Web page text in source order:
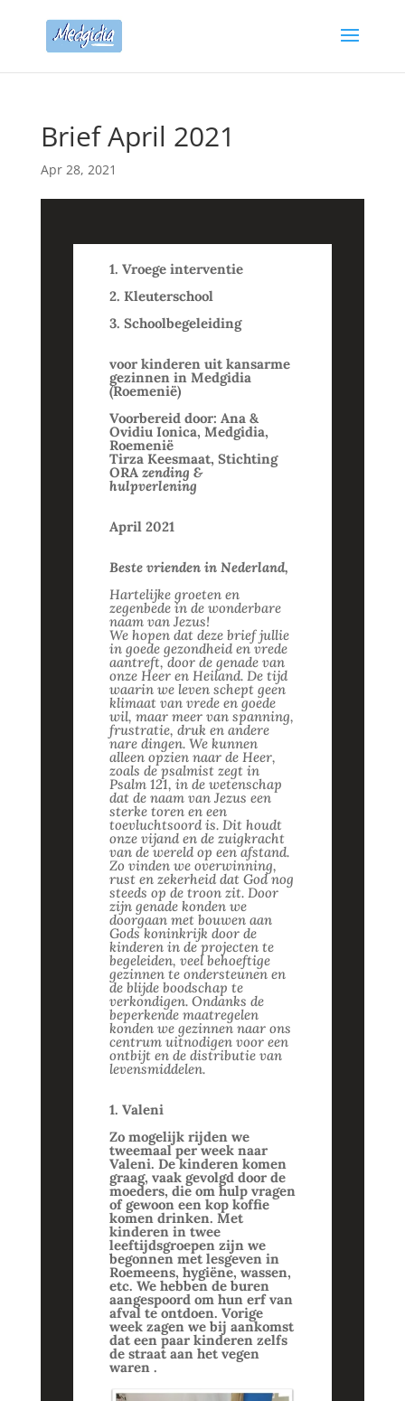
Brief April 2021
Apr 28, 2021
1. Vroege interventie
2. Kleuterschool
3. Schoolbegeleiding
voor kinderen uit kansarme
gezinnen in Medgidia
(Roemenië)
Voorbereid door: Ana &
Ovidiu Ionica, Medgidia,
Roemenië
Tirza Keesmaat, Stichting
ORA zending &
hulpverlening
April 2021
Beste vrienden in Nederland,
Hartelijke groeten en
zegenbede in de wonderbare
naam van Jezus!
We hopen dat deze brief jullie
in goede gezondheid en vrede
aantreft, door de genade van
onze Heer en Heiland. De tijd
waarin we leven schept geen
klimaat van vrede en goede
wil, maar meer van spanning,
frustratie, druk en andere
nare dingen. We kunnen
alleen opzien naar de Heer,
zoals de psalmist zegt in
Psalm 121, in de wetenschap
dat de naam van Jezus een
sterke toren en een
toevluchtsoord is. Dit houdt
onze vijand en de zuigkracht
van de wereld op een afstand.
Zo vinden we overwinning,
rust en zekerheid dat God nog
steeds op de troon zit. Door
zijn genade konden we
doorgaan met bouwen aan
Gods koninkrijk door de
kinderen in de projecten te
begeleiden, veel behoeftige
gezinnen te ondersteunen en
de blijde boodschap te
verkondigen. Ondanks de
beperkende maatregelen
konden we gezinnen naar ons
centrum uitnodigen voor een
ontbijt en de distributie van
levensmiddelen.
1. Valeni
Zo mogelijk rijden we
tweemaal per week naar
Valeni. De kinderen komen
graag, vaak gevolgd door de
moeders, die om hulp vragen
of gewoon een kop koffie
komen drinken. Met
kinderen in twee
leeftijdsgroepen zijn we
begonnen met lesgeven in
Roemeens, hygiëne, wassen,
etc. We hebben de buren
aangespoord om hun erf van
afval te ontdoen. Vorige
week zagen we bij aankomst
dat een paar kinderen zelfs
de straat aan het vegen
waren .